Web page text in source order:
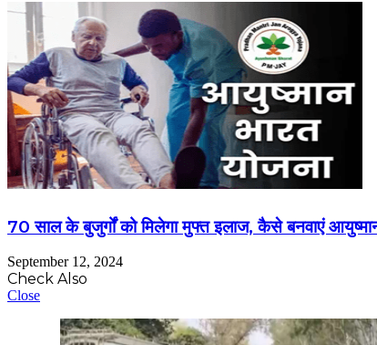
70 साल के बुजुर्गों को मिलेगा मुफ्त इलाज, कैसे बनवाएं
September 12, 2024
Check Also
Close